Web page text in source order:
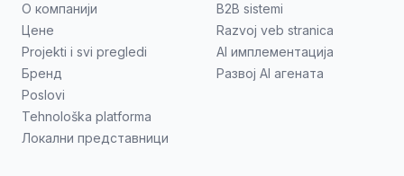
О компанији
Цене
Projekti i svi pregledi
Бренд
Poslovi
Tehnološka platforma
Локални представници
B2B sistemi
Razvoj veb stranica
AI имплементација
Развој AI агената